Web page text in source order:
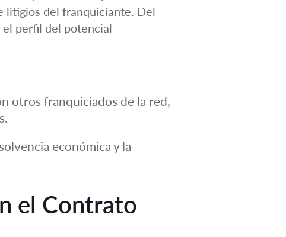
litigios del franquiciante. Del
el perfil del potencial
otros franquiciados de la red,
económica y la
el Contrato